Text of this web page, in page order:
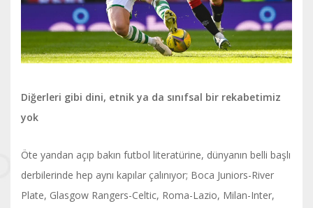
Diğerleri gibi dini, etnik ya da sınıfsal bir rekabetimiz
yok
Öte yandan açıp bakın futbol literatürine, dünyanın belli başlı
derbilerinde hep aynı kapılar çalınıyor; Boca Juniors-River
Plate, Glasgow Rangers-Celtic, Roma-Lazio, Milan-Inter,